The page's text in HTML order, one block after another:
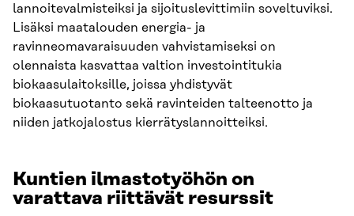
lannoitevalmisteiksi ja sijoituslevittimiin soveltuviksi.
Lisäksi maatalouden energia- ja
ravinneomavaraisuuden vahvistamiseksi on
olennaista kasvattaa valtion investointitukia
biokaasulaitoksille, joissa yhdistyvät
biokaasutuotanto sekä ravinteiden talteenotto ja
niiden jatkojalostus kierrätyslannoitteiksi.
Kuntien ilmastotyöhön on
varattava riittävät resurssit